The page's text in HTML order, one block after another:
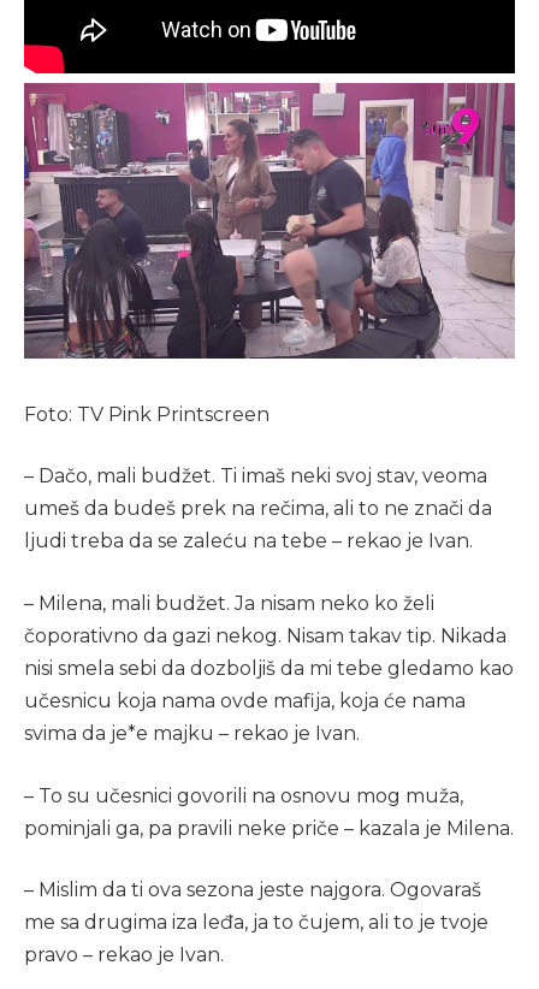
Foto: TV Pink Printscreen
– Dačo, mali budžet. Ti imaš neki svoj stav, veoma
umeš da budeš prek na rečima, ali to ne znači da
ljudi treba da se zaleću na tebe – rekao je Ivan.
– Milena, mali budžet. Ja nisam neko ko želi
čoporativno da gazi nekog. Nisam takav tip. Nikada
nisi smela sebi da dozboljiš da mi tebe gledamo kao
učesnicu koja nama ovde mafija, koja će nama
svima da je*e majku – rekao je Ivan.
– To su učesnici govorili na osnovu mog muža,
pominjali ga, pa pravili neke priče – kazala je Milena.
– Mislim da ti ova sezona jeste najgora. Ogovaraš
me sa drugima iza leđa, ja to čujem, ali to je tvoje
pravo – rekao je Ivan.